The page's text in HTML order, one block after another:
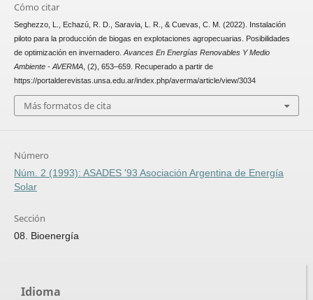
Cómo citar
Seghezzo, L., Echazú, R. D., Saravia, L. R., & Cuevas, C. M. (2022). Instalación
piloto para la producción de biogas en explotaciones agropecuarias. Posibilidades
de optimización en invernadero. Avances En Energías Renovables Y Medio
Ambiente - AVERMA, (2), 653–659. Recuperado a partir de
https://portalderevistas.unsa.edu.ar/index.php/averma/article/view/3034
Más formatos de cita
Número
Núm. 2 (1993): ASADES '93 Asociación Argentina de Energía
Solar
Sección
08. Bioenergía
Idioma